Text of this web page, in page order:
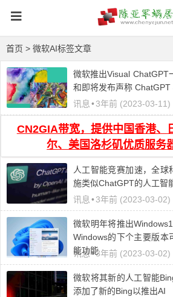
首页 > 微软AI标签文章
微软推出Visual ChatGPT
和即将发布声称
讯息 •3年前 (2023-03-11)
CN2GIA带宽，提供中国香港、
尔、美国洛杉矶优质服务
人工智能竞赛加速，全球
施类似ChatGPT的人工智
讯息 •3年前 (2023-03-02)
微软明年将推出
Windows的下个主要版本
能功能
讯息•3年前 (2023-03-02)
微软将其新的人工智能
添加了新的Bing以推出AI